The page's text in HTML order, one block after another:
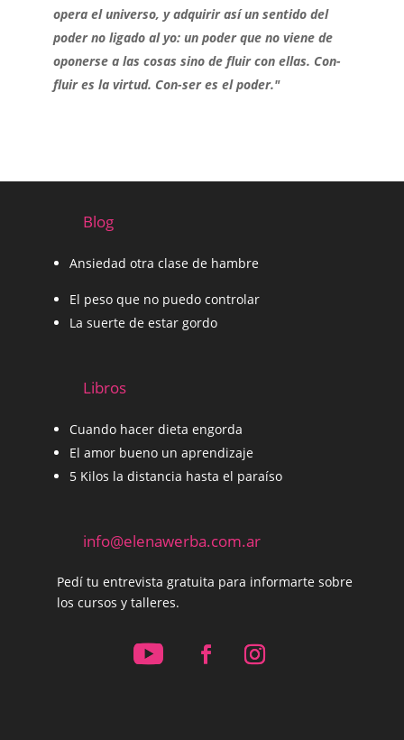
opera el universo, y adquirir así un sentido del
poder no ligado al yo: un poder que no viene de
oponerse a las cosas sino de fluir con ellas. Con-
fluires la virtud. Con-seres el poder."
Blog
Ansiedad otra clase de hambre
El peso que no puedo controlar
La suerte de estar gordo
Libros
Cuando hacer dieta engorda
El amor bueno un aprendizaje
5 Kilos la distancia hasta el paraíso
info@elenawerba.com.ar
Pedí tu entrevista gratuita para informarte sobre
los cursos y talleres.